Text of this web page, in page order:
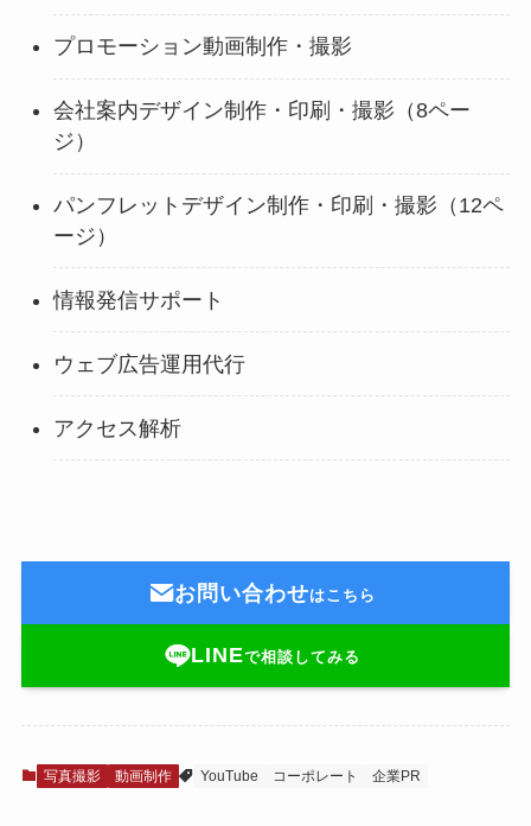
プロモーション動画制作・撮影
会社案内デザイン制作・印刷・撮影（8ペー
ジ）
パンフレットデザイン制作・印刷・撮影（12ペ
ージ）
情報発信サポート
ウェブ広告運用代行
アクセス解析
お問い合わせはこちら
LINEで相談してみる
写真撮影 動画制作 YouTube コーポレート 企業PR